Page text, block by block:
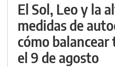
El Sol, Leo y la
medidas de
cómo
el 9 de agosto